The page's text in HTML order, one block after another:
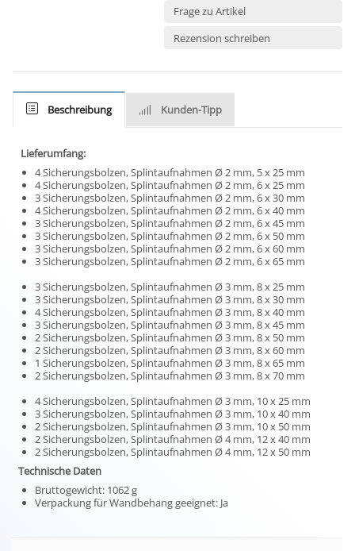
Frage zu Artikel
Rezension schreiben
Beschreibung Kunden-Tipp
Lieferumfang:
4 Sicherungsbolzen, Splintaufnahmen Ø 2 mm, 5 x 25 mm
4 Sicherungsbolzen, Splintaufnahmen Ø 2 mm, 6 x 25 mm
3 Sicherungsbolzen, Splintaufnahmen Ø 2 mm, 6 x 30 mm
4 Sicherungsbolzen, Splintaufnahmen Ø 2 mm, 6 x 40 mm
3 Sicherungsbolzen, Splintaufnahmen Ø 2 mm, 6 x 45 mm
3 Sicherungsbolzen, Splintaufnahmen Ø 2 mm, 6 x 50 mm
3 Sicherungsbolzen, Splintaufnahmen Ø 2 mm, 6 x 60 mm
3 Sicherungsbolzen, Splintaufnahmen Ø 2 mm, 6 x 65 mm
3 Sicherungsbolzen, Splintaufnahmen Ø 3 mm, 8 x 25 mm
3 Sicherungsbolzen, Splintaufnahmen Ø 3 mm, 8 x 30 mm
4 Sicherungsbolzen, Splintaufnahmen Ø 3 mm, 8 x 40 mm
3 Sicherungsbolzen, Splintaufnahmen Ø 3 mm, 8 x 45 mm
2 Sicherungsbolzen, Splintaufnahmen Ø 3 mm, 8 x 50 mm
2 Sicherungsbolzen, Splintaufnahmen Ø 3 mm, 8 x 60 mm
1 Sicherungsbolzen, Splintaufnahmen Ø 3 mm, 8 x 65 mm
2 Sicherungsbolzen, Splintaufnahmen Ø 3 mm, 8 x 70 mm
4 Sicherungsbolzen, Splintaufnahmen Ø 3 mm, 10 x 25 mm
3 Sicherungsbolzen, Splintaufnahmen Ø 3 mm, 10 x 40 mm
2 Sicherungsbolzen, Splintaufnahmen Ø 3 mm, 10 x 50 mm
2 Sicherungsbolzen, Splintaufnahmen Ø 4 mm, 12 x 40 mm
2 Sicherungsbolzen, Splintaufnahmen Ø 4 mm, 12 x 50 mm
Technische Daten
Bruttogewicht: 1062 g
Verpackung für Wandbehang geeignet: Ja